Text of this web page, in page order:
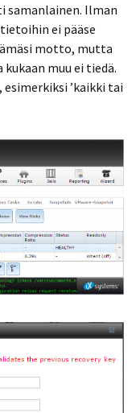
Ilman
ei pääse
motto, mutta
muu ei tiedä.
’kaikki tai